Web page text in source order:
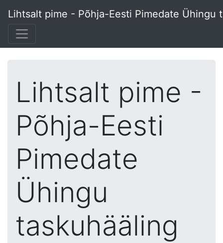
Lihtsalt pime - Põhja-Eesti Pimedate Ühingu
Lihtsalt pime -
Põhja-Eesti
Pimedate
Ühingu
taskuhääling